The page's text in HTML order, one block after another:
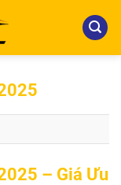
– Giá Ưu